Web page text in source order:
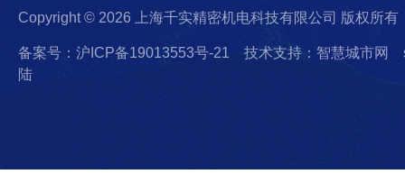
Copyright © 2026 上海千实精密机电科技有限公司 版权所有
备案号：沪ICP备19013553号-21 技术支持：智慧城市网
陆